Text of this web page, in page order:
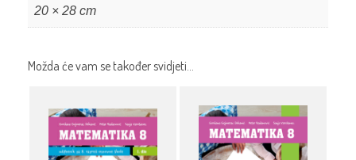
20 × 28 cm
Možda će vam se također svidjeti…